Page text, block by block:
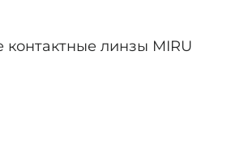
линзы MIRU